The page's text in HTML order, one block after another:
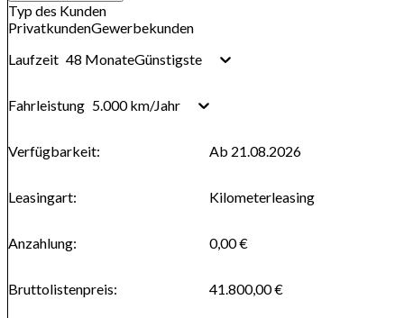
Typ des Kunden
PrivatkundenGewerbekunden
Laufzeit 48 MonateGünstigste
Fahrleistung 5.000 km/Jahr
Verfügbarkeit: Ab 21.08.2026
Leasingart: Kilometerleasing
Anzahlung: 0,00 €
Bruttolistenpreis: 41.800,00 €